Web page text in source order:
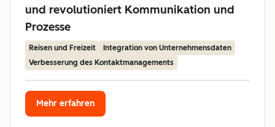
und revolutioniert Kommunikation und
Prozesse
Reisen und Freizeit
Integration von Unternehmensdaten
Verbesserung des Kontaktmanagements
Mehr erfahren